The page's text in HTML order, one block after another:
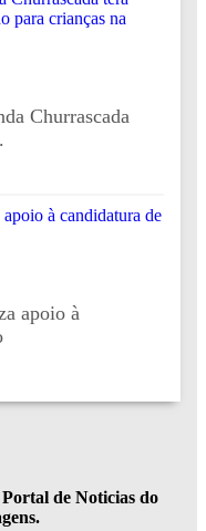
Churrascada
apoio à
de Noticias do